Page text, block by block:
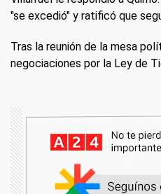
"se excedió" y ratificó que
Tras la reunión de la mesa
negociaciones por la Ley de